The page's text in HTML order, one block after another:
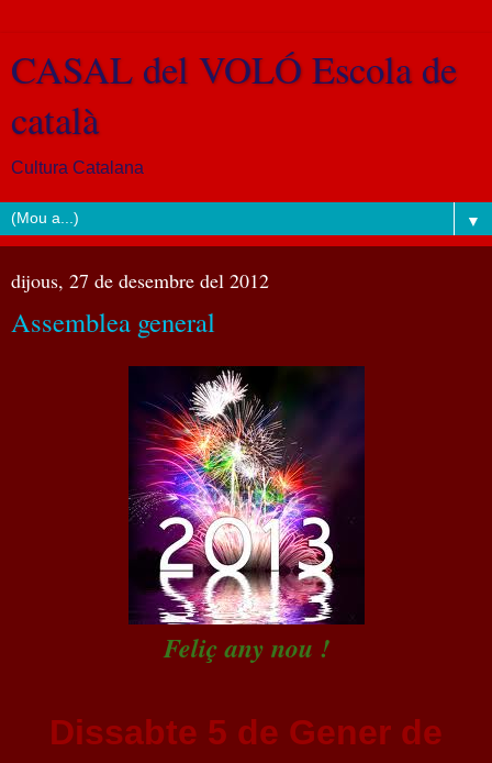
CASAL del VOLÓ Escola de
català
Cultura Catalana
▼
dijous, 27 de desembre del 2012
Assemblea general
Feliç any nou !
Dissabte 5 de Gener de